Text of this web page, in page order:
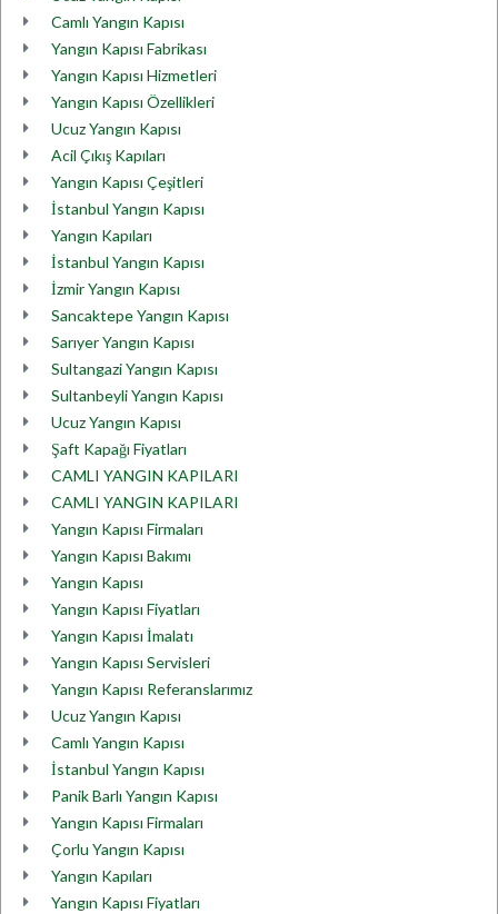
Camlı Yangın Kapısı
Yangın Kapısı Fabrikası
Yangın Kapısı Hizmetleri
Yangın Kapısı Özellikleri
Ucuz Yangın Kapısı
Acil Çıkış Kapıları
Yangın Kapısı Çeşitleri
İstanbul Yangın Kapısı
Yangın Kapıları
İstanbul Yangın Kapısı
İzmir Yangın Kapısı
Sancaktepe Yangın Kapısı
Sarıyer Yangın Kapısı
Sultangazi Yangın Kapısı
Sultanbeyli Yangın Kapısı
Ucuz Yangın Kapısı
Şaft Kapağı Fiyatları
CAMLI YANGIN KAPILARI
CAMLI YANGIN KAPILARI
Yangın Kapısı Firmaları
Yangın Kapısı Bakımı
Yangın Kapısı
Yangın Kapısı Fiyatları
Yangın Kapısı İmalatı
Yangın Kapısı Servisleri
Yangın Kapısı Referanslarımız
Ucuz Yangın Kapısı
Camlı Yangın Kapısı
İstanbul Yangın Kapısı
Panik Barlı Yangın Kapısı
Yangın Kapısı Firmaları
Çorlu Yangın Kapısı
Yangın Kapıları
Yangın Kapısı Fiyatları